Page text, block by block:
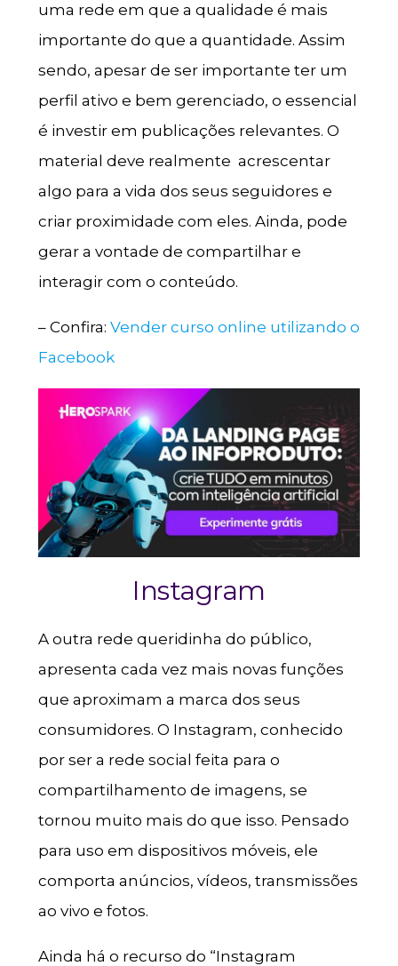
uma rede em que a qualidade é mais
importante do que a quantidade. Assim
sendo, apesar de ser importante ter um
perfil ativo e bem gerenciado, o essencial
é investir em publicações relevantes. O
material deve realmente acrescentar
algo para a vida dos seus seguidores e
criar proximidade com eles. Ainda, pode
gerar a vontade de compartilhar e
interagir com o conteúdo.
– Confira: Vender curso online utilizando o
Facebook
Instagram
A outra rede queridinha do público,
apresenta cada vez mais novas funções
que aproximam a marca dos seus
consumidores. O Instagram, conhecido
por ser a rede social feita para o
compartilhamento de imagens, se
tornou muito mais do que isso. Pensado
para uso em dispositivos móveis, ele
comporta anúncios, vídeos, transmissões
ao vivo e fotos.
Ainda há o recurso do “Instagram